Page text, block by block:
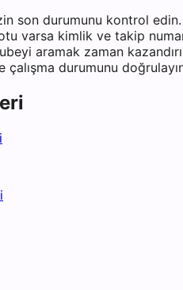
son durumunu kontrol edin.
varsa kimlik ve takip
aramak zaman
durumunu